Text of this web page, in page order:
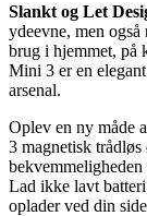
Slankt og Let
ydeevne, men
brug i hjemmet, på
Mini 3 er en
arsenal.
Oplev en ny måde
3 magnetisk
Lad ikke lavt
oplader ved din